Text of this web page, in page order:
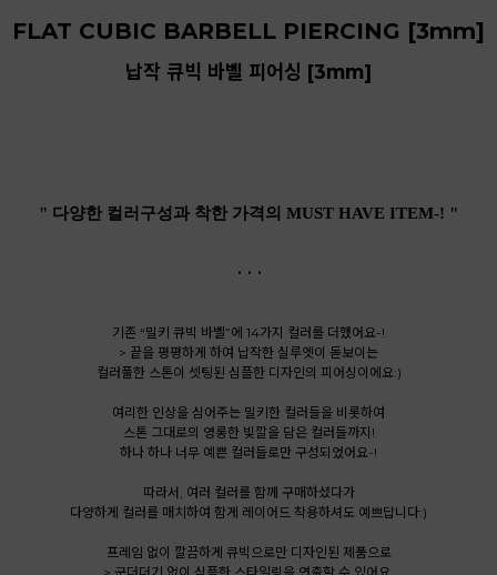
FLAT CUBIC BARBELL PIERCING [3mm]
납작 큐빅 바벨 피어싱 [3mm]
" 다양한 컬러구성과 착한 가격의 MUST HAVE ITEM-! "
. . .
기존 “밀키 큐빅 바벨”에 14가지 컬러를 더했어요-!
> 끝을 평평하게 하여 납작한 실루엣이 돋보이는
컬러풀한 스톤이 셋팅된 심플한 디자인의 피어싱이에요:)
여리한 인상을 심어주는 밀키한 컬러들을 비롯하여
스톤 그대로의 영롱한 빛깔을 담은 컬러들까지!
하나 하나 너무 예쁜 컬러들로만 구성되었어요-!
따라서, 여러 컬러를 함께 구매하셨다가
다양하게 컬러를 매치하여 함게 레이어드 착용하셔도 예쁘답니다:)
프레임 없이 깔끔하게 큐빅으로만 디자인된 제품으로